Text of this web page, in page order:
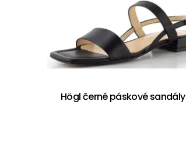
Högl černé páskové sandály